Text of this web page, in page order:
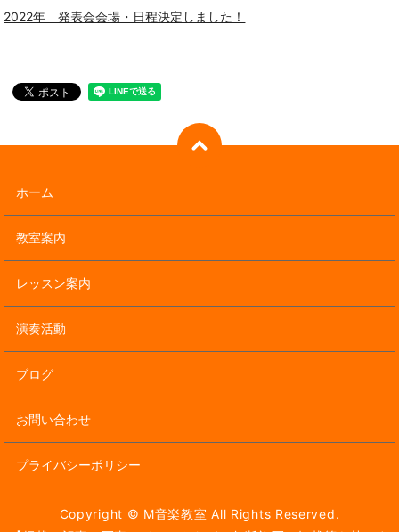
2022年 発表会会場・日程決定しました！
ホーム
教室案内
レッスン案内
演奏活動
ブログ
お問い合わせ
プライバシーポリシー
Copyright © M音楽教室 All Rights Reserved.